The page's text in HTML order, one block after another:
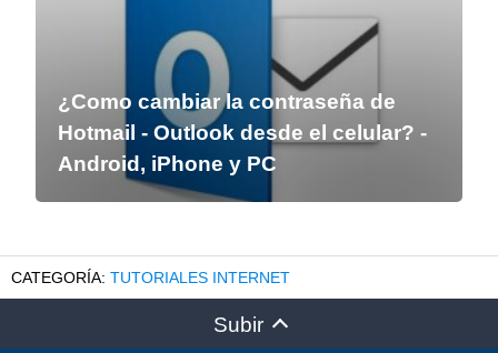
¿Como cambiar la contraseña de
Hotmail - Outlook desde el celular? -
Android, iPhone y PC
TUTORIALES INTERNET
Subir